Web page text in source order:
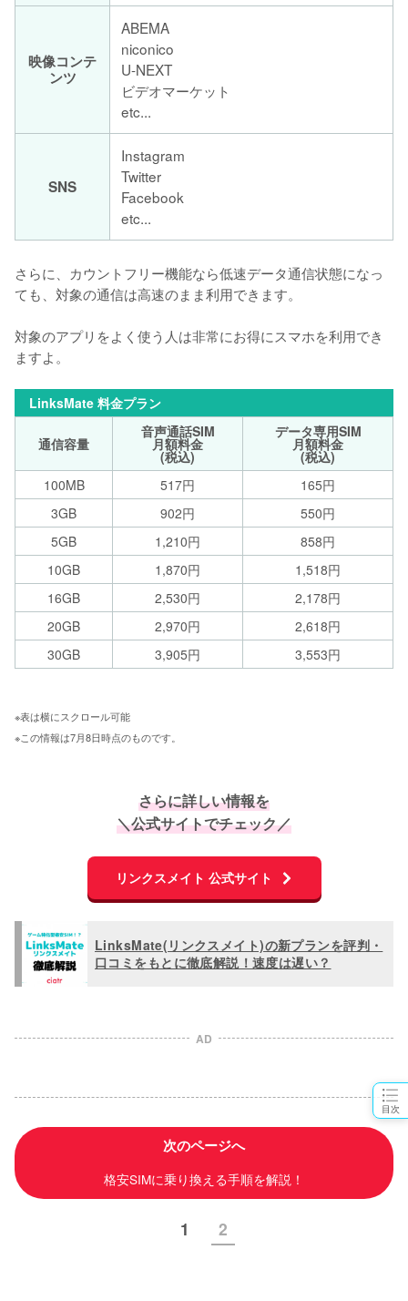
目次
映像コンテ
ンツ
ABEMA
niconico
U-NEXT
ビデオマーケット
etc...
SNS
Instagram
Twitter
Facebook
etc...
さらに、カウントフリー機能なら低速データ通信状態になっ
ても、対象の通信は高速のまま利用できます。
対象のアプリをよく使う人は非常にお得にスマホを利用でき
ますよ。
LinksMate 料金プラン
通信容量
音声通話SIM
月額料金
(税込)
データ専用SIM
月額料金
(税込)
100MB
517円
165円
3GB
902円
550円
5GB
1,210円
858円
10GB
1,870円
1,518円
16GB
2,530円
2,178円
20GB
2,970円
2,618円
30GB
3,905円 3,553円
※表は横にスクロール可能
※この情報は7月8日時点のものです。
さらに詳しい情報を
＼公式サイトでチェック／
リンクスメイト 公式サイト
LinksMate(リンクスメイト)の新プランを評判・
口コミをもとに徹底解説！速度は遅い？
AD
次のページへ
格安SIMに乗り換える手順を解説！
1 2